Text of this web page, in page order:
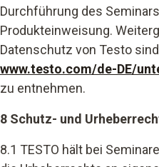
Durchführung des
Produkteinweisung.
Datenschutz von Testo
www.testo.com/de-DE/
zu entnehmen.
8 Schutz- und
8.1 TESTO hält bei